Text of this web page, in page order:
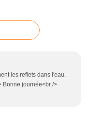
les reflets dans l'eau.
Bonne journée<br />